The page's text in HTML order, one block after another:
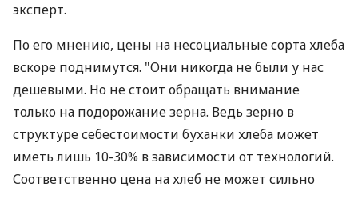
эксперт.
По его мнению, цены на несоциальные сорта хлеба
вскоре поднимутся. "Они никогда не были у нас
дешевыми. Но не стоит обращать внимание
только на подорожание зерна. Ведь зерно в
структуре себестоимости буханки хлеба может
иметь лишь 10-30% в зависимости от технологий.
Соответственно цена на хлеб не может сильно